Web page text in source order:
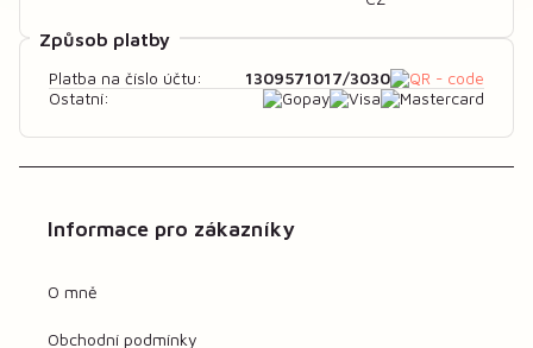
Způsob platby
Platba na číslo účtu: 1309571017/3030
Ostatní:
Informace pro zákazníky
O mně
Obchodní podmínky